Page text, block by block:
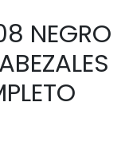
NEGRO